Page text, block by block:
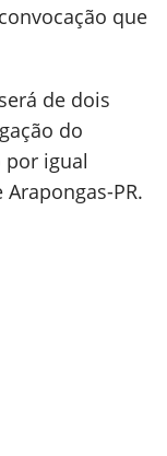
que
de dois
do
por igual
PR.